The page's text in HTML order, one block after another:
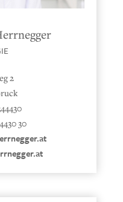
2
30